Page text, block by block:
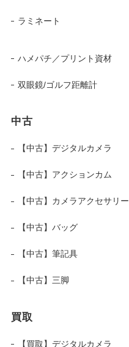
ラミネート
ハメパチ／プリント資材
双眼鏡/ゴルフ距離計
中古
【中古】デジタルカメラ
【中古】アクションカム
【中古】カメラアクセサリー
【中古】バッグ
【中古】筆記具
【中古】三脚
買取
【買取】デジタルカメラ